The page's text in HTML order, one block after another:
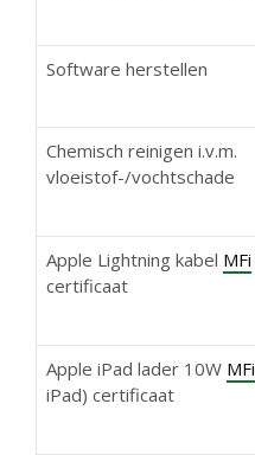
Software herstellen
Chemisch reinigen i.v.m.
vloeistof-/vochtschade
Apple Lightning kabel MFi
certificaat
Apple iPad lader 10W MFi
iPad) certificaat